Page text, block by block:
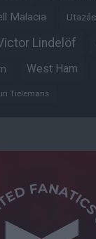
Malacia Utazás
Lindelöf
West Ham
Tielemans